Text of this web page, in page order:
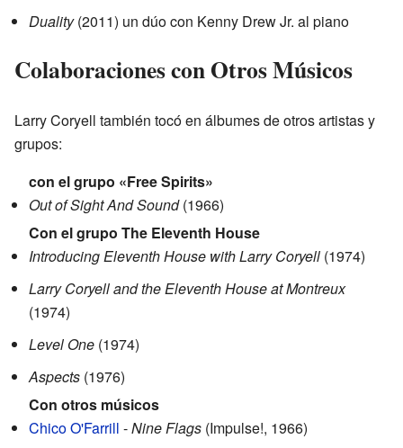
Duality(2011) un dúo con Kenny Drew Jr. al piano
Colaboraciones con Otros Músicos
Larry Coryell también tocó en álbumes de otros artistas y
grupos:
con el grupo «Free Spirits»
Out of Sight And Sound(1966)
Con el grupo The Eleventh House
Introducing Eleventh House with Larry Coryell (1974)
Larry Coryell and the Eleventh House at Montreux
(1974)
Level One (1974)
Aspects (1976)
Con otros músicos
Chico O'Farrill -Nine Flags (Impulse!, 1966)